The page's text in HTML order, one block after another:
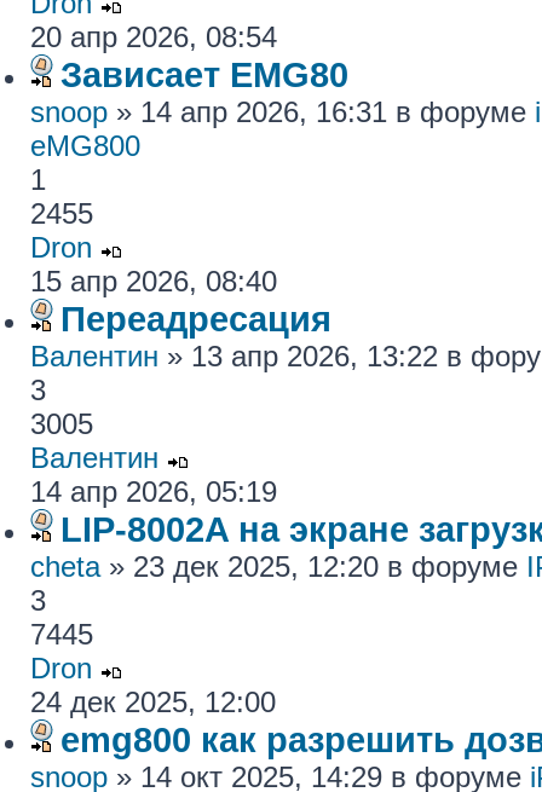
20 апр 2026, 08:54
Зависает EMG80
snoop » 14 апр 2026, 16:31 в форуме
eMG800
1
2455
Dron
15 апр 2026, 08:40
Переадресация
Валентин » 13 апр 2026, 13:22 в
3
3005
Валентин
14 апр 2026, 05:19
LIP-8002A на экране
cheta» 23 дек 2025, 12:20 в форуме
3
7445
Dron
24 дек 2025, 12:00
emg800 как разрешить
snoop » 14 окт 2025, 14:29 в форуме